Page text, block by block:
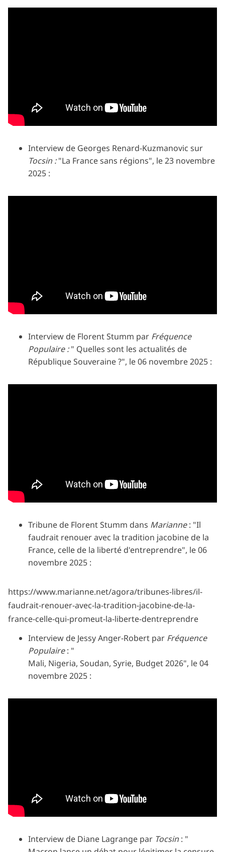
Interview de Georges Renard-Kuzmanovic sur
Tocsin :"La France sans régions", le 23 novembre
2025 :
Interview de Florent Stumm par Fréquence
Populaire :" Quelles sont les actualités de
République Souveraine ?", le 06 novembre 2025 :
Tribune de Florent Stumm dans Marianne: "Il
faudrait renouer avec la tradition jacobine de la
France, celle de la liberté d'entreprendre", le 06
novembre 2025 :
https://www.marianne.net/agora/tribunes-libres/il-
faudrait-renouer-avec-la-tradition-jacobine-de-la-
france-celle-qui-promeut-la-liberte-dentreprendre
Interview de Jessy Anger-Robert par Fréquence
Populaire: "
Mali, Nigeria, Soudan, Syrie, Budget 2026", le 04
novembre 2025 :
Interview de Diane Lagrange par Tocsin : "